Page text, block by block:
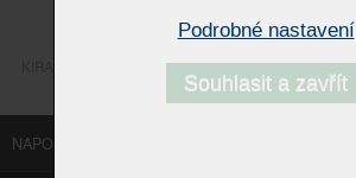
NAPOSLEDY NAVŠTÍVENÉ ODKAZY
Podrobné nastavení
Souhlasit a zavřít